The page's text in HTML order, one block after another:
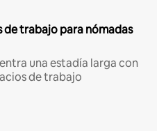
de trabajo para nómadas
una estadía larga con
de trabajo